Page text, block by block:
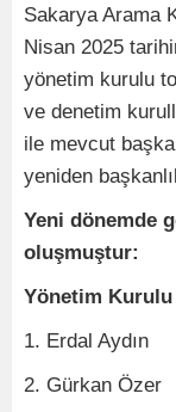
Sakarya Arama
Nisan 2025
yönetim kurulu
ve denetim
ile mevcut
yeniden
Yeni dönemde
oluşmuştur:
Yönetim
1. Erdal Aydın
2. Gürkan Özer